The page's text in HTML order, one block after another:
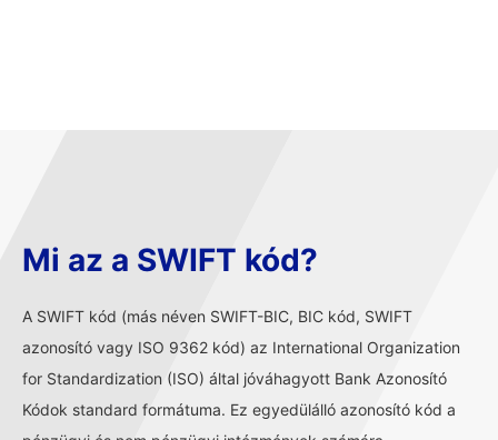
Mi az a SWIFT kód?
A SWIFT kód (más néven SWIFT-BIC, BIC kód, SWIFT
azonosító vagy ISO 9362 kód) az International Organization
for Standardization (ISO) által jóváhagyott Bank Azonosító
Kódok standard formátuma. Ez egyedülálló azonosító kód a